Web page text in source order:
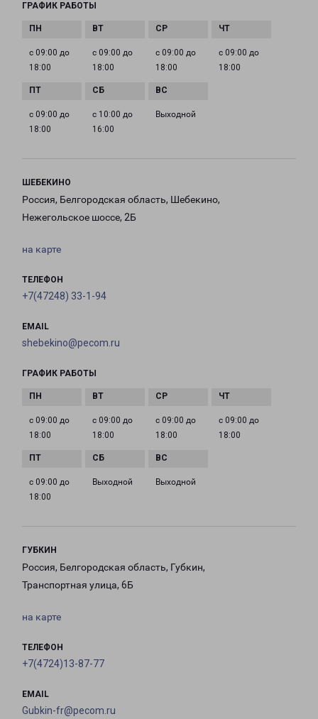
ГРАФИК РАБОТЫ
с 09:00 до
18:00
с 09:00 до
18:00
с 09:00 до
18:00
с 09:00 до
18:00
с 09:00 до
18:00
с 10:00 до
16:00
Выходной
ШЕБЕКИНО
Россия, Белгородская область, Шебекино,
Нежегольское шоссе, 2Б
на карте
ТЕЛЕФОН
+7(47248) 33-1-94
EMAIL
shebekino@pecom.ru
ГРАФИК РАБОТЫ
с 09:00 до
18:00
с 09:00 до
18:00
с 09:00 до
18:00
с 09:00 до
18:00
с 09:00 до
18:00
Выходной Выходной
ГУБКИН
Россия, Белгородская область, Губкин,
Транспортная улица, 6Б
на карте
ТЕЛЕФОН
+7(4724)13-87-77
EMAIL
Gubkin-fr@pecom.ru